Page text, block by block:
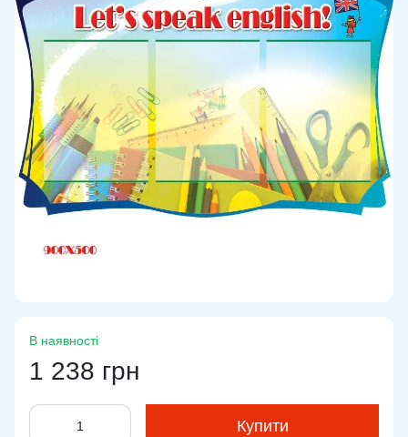
В наявності
1 238 грн
Купити